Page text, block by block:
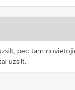
pēc tam
uzsilt.